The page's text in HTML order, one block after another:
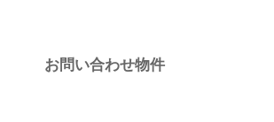
お問い合わせ物件